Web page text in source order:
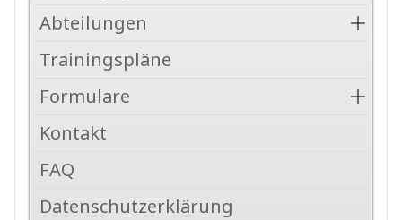
Abteilungen
Trainingspläne
Formulare
Kontakt
FAQ
Datenschutzerklärung